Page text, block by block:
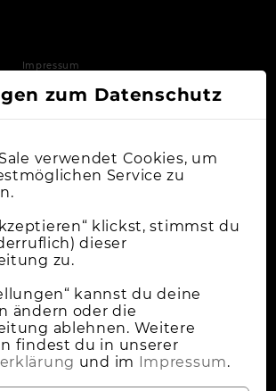
Impressum
zum Datenschutz
verwendet Cookies, um
Service zu
klickst, stimmst du
dieser
zu.
kannst du deine
ändern oder die
ablehnen. Weitere
findest du in unserer
und im Impressum.